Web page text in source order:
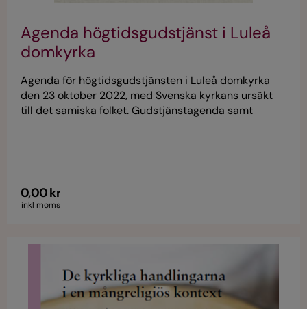
Agenda högtidsgudstjänst i Luleå
domkyrka
Agenda för högtidsgudstjänsten i Luleå domkyrka
den 23 oktober 2022, med Svenska kyrkans ursäkt
till det samiska folket. Gudstjänstagenda samt
0,00 kr
inkl moms